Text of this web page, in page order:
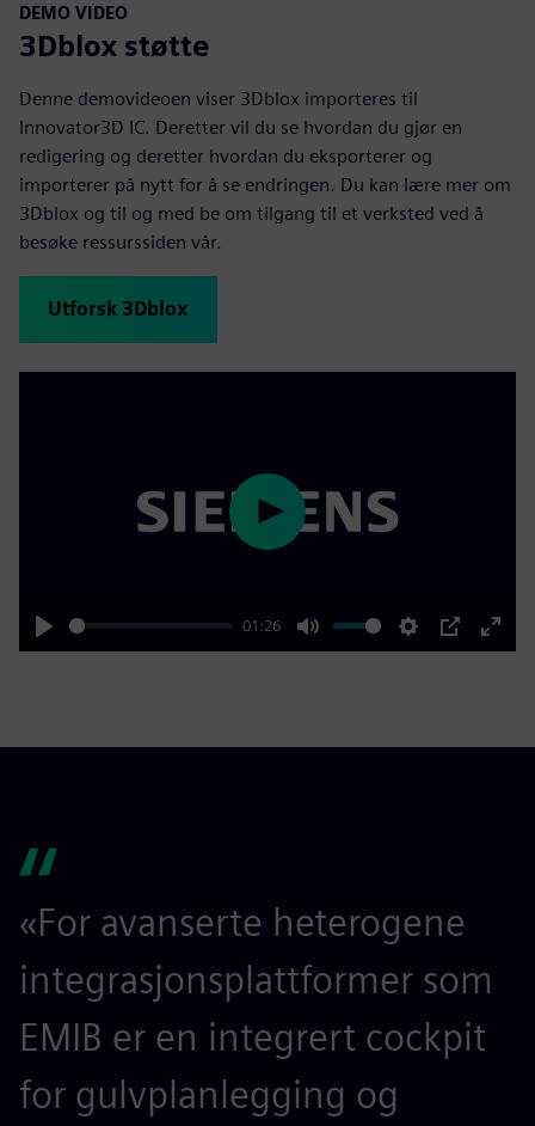
DEMO VIDEO
3Dblox støtte
Denne demovideoen viser 3Dblox importeres til
Innovator3D IC. Deretter vil du se hvordan du gjør en
redigering og deretter hvordan du eksporterer og
importerer på nytt for å se endringen. Du kan lære mer om
3Dblox og til og med be om tilgang til et verksted ved å
besøke ressurssiden vår.
Utforsk 3Dblox
Play
01:26
Mute Settings
PIP
Enter
Play
«For avanserte heterogene
integrasjonsplattformer som
EMIB er en integrert cockpit
for gulvplanlegging og